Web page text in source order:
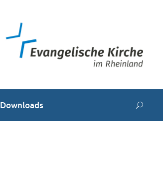
Downloads